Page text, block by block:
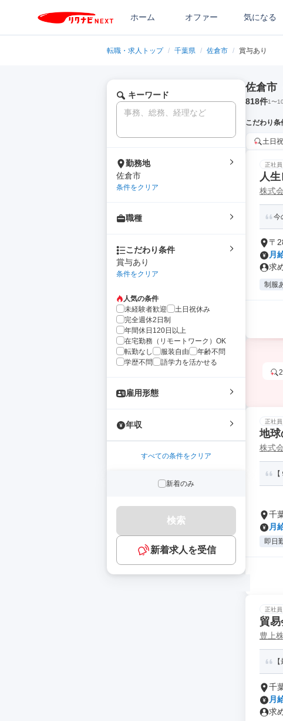
ホーム オファー 気になる
転職・求人トップ / 千葉県 / 佐倉市 / 賞与あり
キーワード
勤務地
佐倉市
条件をクリア
職種
こだわり条件
賞与あり
条件をクリア
人気の条件
未経験者歓迎
土日祝休み
完全週休2日制
年間休日120日以上
在宅勤務（リモートワーク）OK
転勤なし
服装自由
年齢不問
学歴不問
語学力を活かせる
雇用形態
年収
すべての条件をクリア
新着のみ
検索
新着求人を受信
佐倉市
818件1〜
こだわり条
土日
正社員
人
株式
今
〒
月
求
制服
正社員
地球
株式
千
月
即日
正社員
貿
豊上
千
月
求